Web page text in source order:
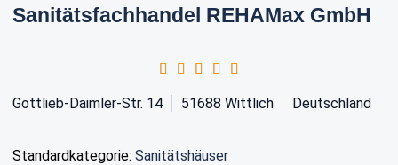
Sanitätsfachhandel REHAMax GmbH
Gottlieb-Daimler-Str. 14 51688 Wittlich Deutschland
Standardkategorie: Sanitätshäuser